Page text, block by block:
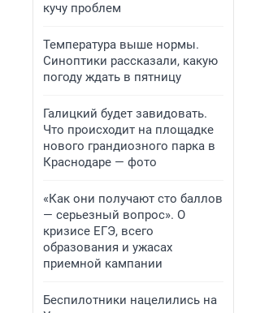
кучу проблем
Температура выше нормы.
Синоптики рассказали, какую
погоду ждать в пятницу
Галицкий будет завидовать.
Что происходит на площадке
нового грандиозного парка в
Краснодаре — фото
«Как они получают сто баллов
— серьезный вопрос». О
кризисе ЕГЭ, всего
образования и ужасах
приемной кампании
Беспилотники нацелились на